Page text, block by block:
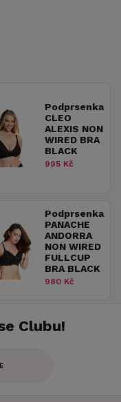
Podprsenka
CLEO
ALEXIS NON
WIRED BRA
BLACK
995 Kč
Podprsenka
PANACHE
ANDORRA
NON WIRED
FULLCUP
BRA BLACK
980 Kč
Clubu!